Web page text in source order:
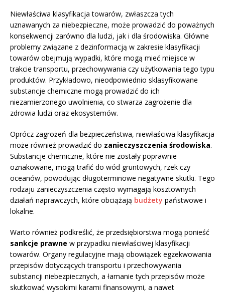
Niewłaściwa klasyfikacja towarów, zwłaszcza tych
uznawanych za niebezpieczne, może prowadzić do poważnych
konsekwencji zarówno dla ludzi, jak i dla środowiska. Główne
problemy związane z dezinformacją w zakresie klasyfikacji
towarów obejmują wypadki, które mogą mieć miejsce w
trakcie transportu, przechowywania czy użytkowania tego typu
produktów. Przykładowo, nieodpowiednio sklasyfikowane
substancje chemiczne mogą prowadzić do ich
niezamierzonego uwolnienia, co stwarza zagrożenie dla
zdrowia ludzi oraz ekosystemów.
Oprócz zagrożeń dla bezpieczeństwa, niewłaściwa klasyfikacja
może również prowadzić do zanieczyszczenia środowiska.
Substancje chemiczne, które nie zostały poprawnie
oznakowane, mogą trafić do wód gruntowych, rzek czy
oceanów, powodując długoterminowe negatywne skutki. Tego
rodzaju zanieczyszczenia często wymagają kosztownych
działań naprawczych, które obciążają budżety państwowe i
lokalne.
Warto również podkreślić, że przedsiębiorstwa mogą ponieść
sankcje prawne w przypadku niewłaściwej klasyfikacji
towarów. Organy regulacyjne mają obowiązek egzekwowania
przepisów dotyczących transportu i przechowywania
substancji niebezpiecznych, a łamanie tych przepisów może
skutkować wysokimi karami finansowymi, a nawet